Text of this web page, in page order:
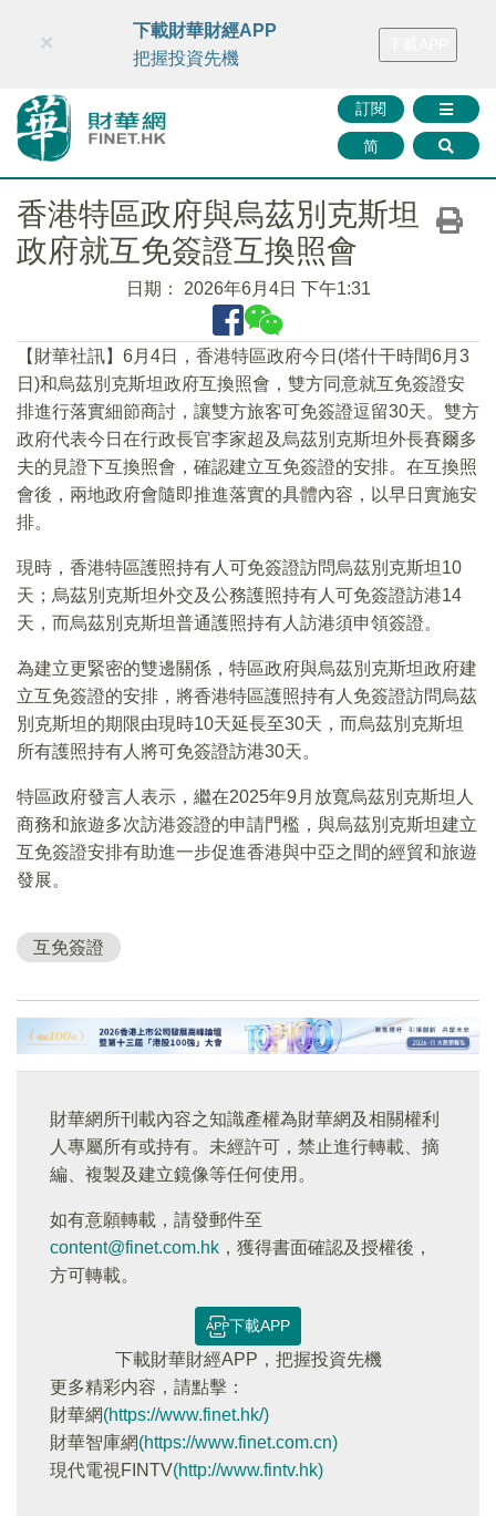
財華智庫網 FINTV FINMETA 財華證券 媒體矩陣
訂閱
简
×
下載財華財經APP
把握投資先機
香港特區政府與烏茲別克斯坦
政府就互免簽證互換照會
日期： 2026年6月4日 下午1:31
【財華社訊】6月4日，香港特區政府今日(塔什干時間6月3
日)和烏茲別克斯坦政府互換照會，雙方同意就互免簽證安
排進行落實細節商討，讓雙方旅客可免簽證逗留30天。雙方
政府代表今日在行政長官李家超及烏茲別克斯坦外長賽爾多
夫的見證下互換照會，確認建立互免簽證的安排。在互換照
會後，兩地政府會隨即推進落實的具體內容，以早日實施安
排。
現時，香港特區護照持有人可免簽證訪問烏茲別克斯坦10
天；烏茲別克斯坦外交及公務護照持有人可免簽證訪港14
天，而烏茲別克斯坦普通護照持有人訪港須申領簽證。
為建立更緊密的雙邊關係，特區政府與烏茲別克斯坦政府建
立互免簽證的安排，將香港特區護照持有人免簽證訪問烏茲
別克斯坦的期限由現時10天延長至30天，而烏茲別克斯坦
所有護照持有人將可免簽證訪港30天。
特區政府發言人表示，繼在2025年9月放寬烏茲別克斯坦人
商務和旅遊多次訪港簽證的申請門檻，與烏茲別克斯坦建立
互免簽證安排有助進一步促進香港與中亞之間的經貿和旅遊
發展。
互免簽證
財華網所刊載內容之知識產權為財華網及相關權利
人專屬所有或持有。未經許可，禁止進行轉載、摘
編、複製及建立鏡像等任何使用。
如有意願轉載，請發郵件至
content@finet.com.hk ，獲得書面確認及授權後，
方可轉載。
下載APP
下載財華財經APP，把握投資先機
更多精彩内容，請點擊：
財華網(https://www.finet.hk/)
財華智庫網(https://www.finet.com.cn)
現代電視FINTV(http://www.fintv.hk)